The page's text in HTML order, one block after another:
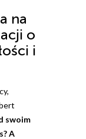
na
o
i
swoim
A